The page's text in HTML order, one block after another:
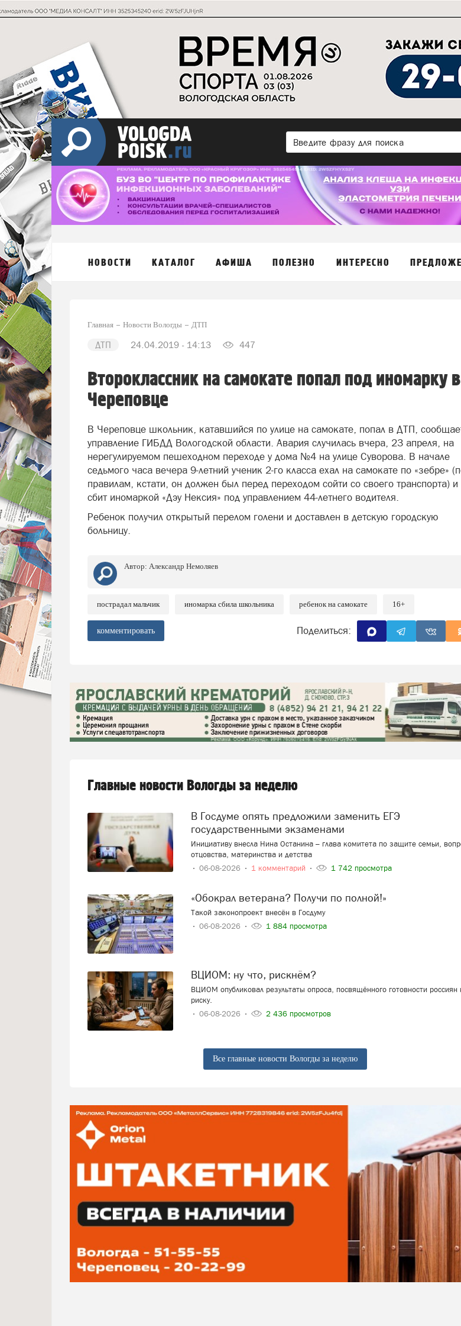
НОВОСТИ КАТАЛОГ АФИША ПОЛЕЗНО ИНТЕРЕСНО
Главная Новости Вологды ДТП
ДТП 24.04.2019 - 14:13 447
Второклассник на самокате попал под иномарку в
Череповце
В Череповце школьник, катавшийся по улице на самокате, попал в ДТП,
управление ГИБДД Вологодской области. Авария случилась вчера, 23 апреля, на
нерегулируемом пешеходном переходе у дома №4 на улице Суворова. В начале
седьмого часа вечера 9-летний ученик 2-го класса ехал на самокате по «зебре»
правилам, кстати, он должен был перед переходом сойти со своего транспорта)
сбит иномаркой «Дэу Нексия» под управлением 44-летнего водителя.
Ребенок получил открытый перелом голени и доставлен в детскую городскую
больницу.
Автор: Александр Немоляев
пострадал мальчик иномарка сбила школьника ребенок на самокате 16+
комментировать Поделиться:
Главные новости Вологды за неделю
В Госдуме опять предложили заменить ЕГЭ
государственными экзаменами
Инициативу внесла Нина Останина – глава комитета по защите семьи,
отцовства, материнства и детства
06-08-2026
1 комментарий 1 742 просмотра
«Обокрал ветерана? Получи по полной!»
Такой законопроект внесён в Госдуму
06-08-2026
1 884 просмотра
ВЦИОМ: ну что, рискнём?
ВЦИОМ опубликовал результаты опроса, посвящённого готовности россиян
риску.
06-08-2026
2 436 просмотров
Все главные новости Вологды за неделю